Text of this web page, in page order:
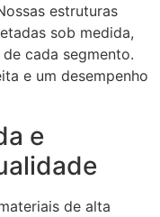
estruturas
sob medida,
cada segmento.
e um desempenho
e
de alta